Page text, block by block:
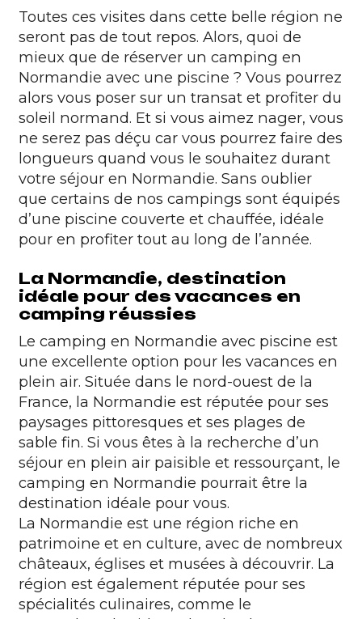
Toutes ces visites dans cette belle région ne
seront pas de tout repos. Alors, quoi de
mieux que de réserver un camping en
Normandie avec une piscine ? Vous pourrez
alors vous poser sur un transat et profiter du
soleil normand. Et si vous aimez nager, vous
ne serez pas déçu car vous pourrez faire des
longueurs quand vous le souhaitez durant
votre séjour en Normandie. Sans oublier
que certains de nos campings sont équipés
d’une piscine couverte et chauffée, idéale
pour en profiter tout au long de l’année.
La Normandie, destination
idéale pour des vacances en
camping réussies
Le camping en Normandie avec piscine est
une excellente option pour les vacances en
plein air. Située dans le nord-ouest de la
France, la Normandie est réputée pour ses
paysages pittoresques et ses plages de
sable fin. Si vous êtes à la recherche d’un
séjour en plein air paisible et ressourçant, le
camping en Normandie pourrait être la
destination idéale pour vous.
La Normandie est une région riche en
patrimoine et en culture, avec de nombreux
châteaux, églises et musées à découvrir. La
région est également réputée pour ses
spécialités culinaires, comme le